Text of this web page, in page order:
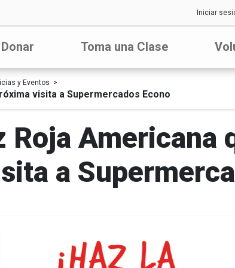
Iniciar
Donar Toma una Clase
y Eventos
visita a Supermercados Econo
Roja Americana
a